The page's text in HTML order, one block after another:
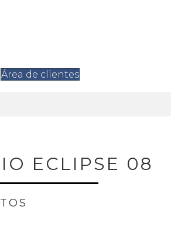
Área de clientes
ECLIPSE 08